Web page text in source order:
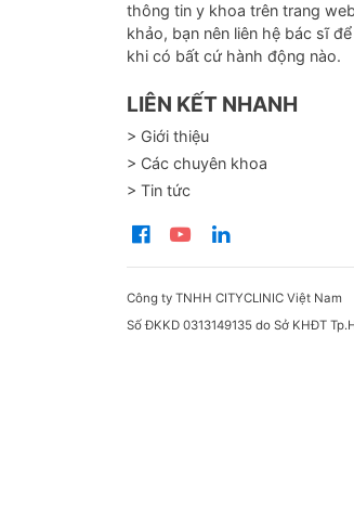
thông tin y khoa trên trang
khảo, bạn nên liên hệ bác sĩ
khi có bất cứ hành động nào.
LIÊN KẾT NHANH
> Giới thiệu
> Các chuyên khoa
> Tin tức
Công ty TNHH CITYCLINIC Việt Nam
Số ĐKKD 0313149135 do Sở KHĐT